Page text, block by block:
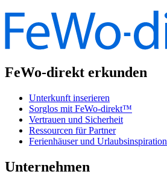
FeWo-direkt erkunden
Unterkunft inserieren
Sorglos mit FeWo-direkt™
Vertrauen und Sicherheit
Ressourcen für Partner
Ferienhäuser und Urlaubsinspiration
Unternehmen